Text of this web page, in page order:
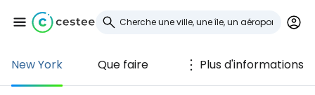
New York Que faire Plus d'informations
Se connecter à